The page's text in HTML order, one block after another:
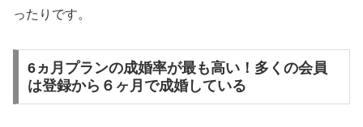
ったりです。
6ヵ月プランの成婚率が最も高い！多くの会員
は登録から６ヶ月で成婚している